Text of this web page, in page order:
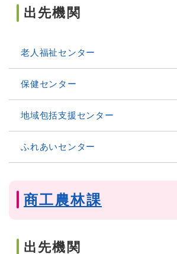
出先機関
老人福祉センター
保健センター
地域包括支援センター
ふれあいセンター
商工農林課
出先機関